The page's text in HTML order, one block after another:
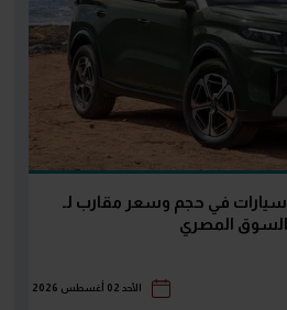
بعد إطلاقها الرسمي.. 7 سيارات في حجم وسعر مقارب لـ
الأحد 02 أغسطس 2026